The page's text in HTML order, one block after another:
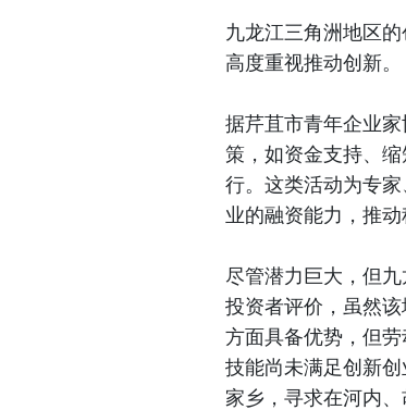
九龙江三角洲地区
高度重视推动创新。
据芹苴市青年企业
策，如资金支持、
行。这类活动为专
业的融资能力，推
尽管潜力巨大，但
投资者评价，虽然
方面具备优势，但
技能尚未满足创新
家乡，寻求在河内